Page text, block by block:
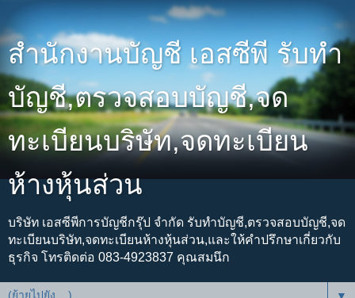
สำนักงานบัญชี เอสซีพี รับทำ
บัญชี,ตรวจสอบบัญชี,จด
ทะเบียนบริษัท,จดทะเบียน
ห้างหุ้นส่วน
บริษัท เอสซีพีการบัญชีกรุ๊ป จำกัด รับทำบัญชี,ตรวจสอบบัญชี,จด
ทะเบียนบริษัท,จดทะเบียนห้างหุ้นส่วน,และให้คำปรึกษาเกี่ยวกับ
ธุรกิจ โทรติดต่อ 083-4923837 คุณสมนึก